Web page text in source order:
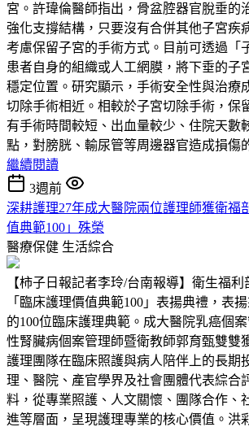
宮。許瑋倫醫師指出，骨盆腔器官脫垂的
強化支撐結構，只要沒有合併其他子宮疾
考慮保留子宮的手術方式。目前可透過「
患者自身的組織或人工網膜，將下垂的子
穩定位置。研究顯示，手術安全性與治療
切除手術相近。相較於子宮切除手術，保
有手術時間較短、出血量較少、住院天數
點，對膀胱、輸尿管等周邊器官造成損傷
繼續閱讀
3週前
深耕護理27年成大醫院兩位護理師獲衛福
值典範100」殊榮
醫療保健 生活綜合
【柿子日報記者李玲/台南報導】衛生福
「臨床護理價值典範100」表揚典禮，表
的100位臨床護理典範。成大醫院乳癌個
性腎臟病個案管理師暨衛教師郭育甄雙雙
護理團隊在臨床照護與病人陪伴上的長期
理、醫院、產官學界及社會團體代表綜合
料，從專業照護、人文關懷、團隊合作、
進等層面，呈現護理專業的核心價值。洪